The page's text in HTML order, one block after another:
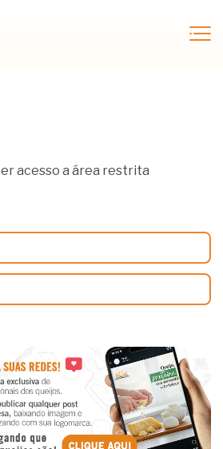
acesso a área restrita